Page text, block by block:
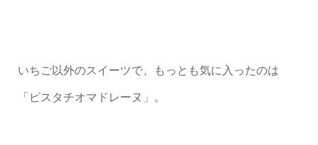
いちご以外のスイーツで、もっとも気に入ったのは
「ピスタチオマドレーヌ」。